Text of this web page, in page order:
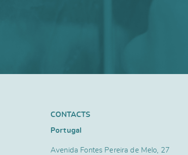
CONTACTS
Portugal
Avenida Fontes Pereira de Melo, 27